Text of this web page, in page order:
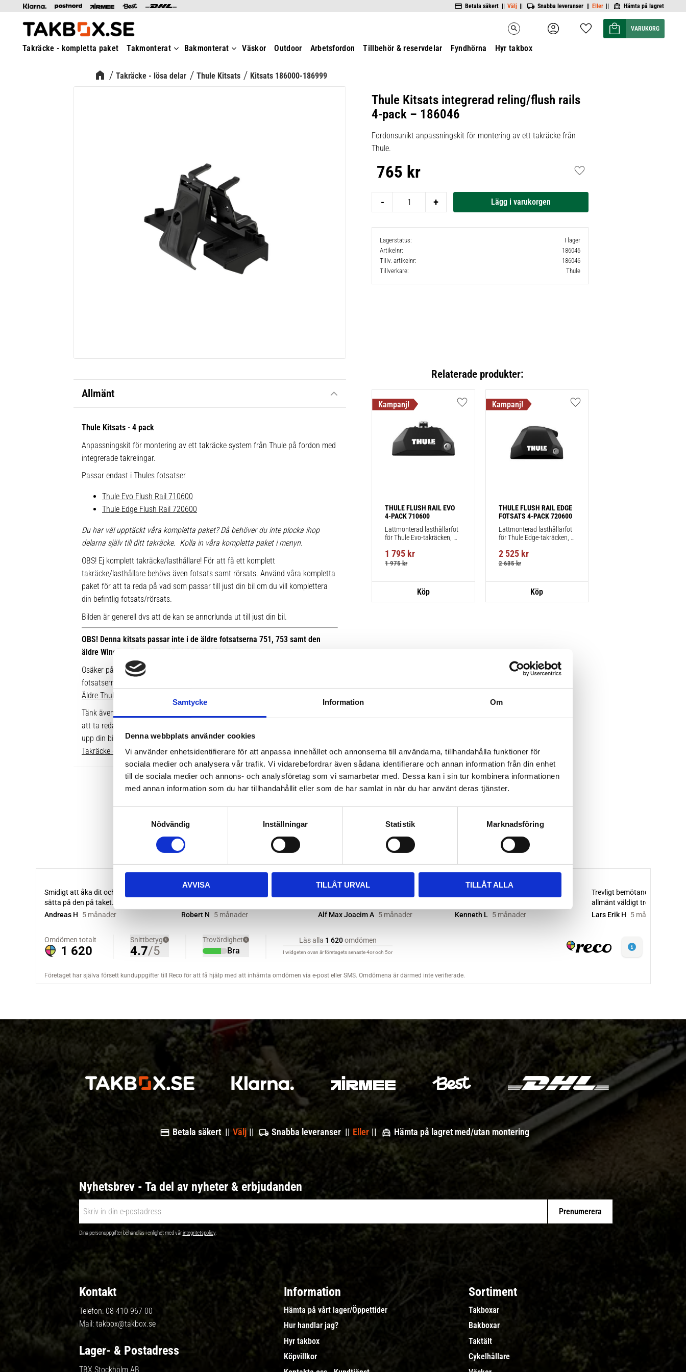
Samtycke Information Om
Denna webbplats använder cookies
Vi använder enhetsidentifierare för att anpassa innehållet och annonserna till användarna, tillhandahålla funktioner för
sociala medier och analysera vår trafik. Vi vidarebefordrar även sådana identifierare och annan information från din enhet
till de sociala medier och annons- och analysföretag som vi samarbetar med. Dessa kan i sin tur kombinera informationen
med annan information som du har tillhandahållit eller som de har samlat in när du har använt deras tjänster.
s
Nödvändig Inställningar Statistik Marknadsföring
AVVISA TILLÅT URVAL TILLÅT ALLA
Betala säkert || Välj || Snabba leveranser || Eller || Hämta på lagret
search Favoriter
Kundvagn
Takräcke - kompletta paket Takmonterat Bakmonterat Väskor Outdoor Arbetsfordon Tillbehör & reservdelar Fyndhörna Hyr takbox
Takräcke - lösa delar Thule Kitsats Kitsats 186000-186999
Thule Kitsats integrerad reling/flush rails
4-pack – 186046
Fordonsunikt anpassningskit för montering av ett takräcke från
Thule.
765 kr
+
-
Lägg till i favoriter
Lagerstatus
I lager
Artikelnr
186046
Tillv. artikelnr
186046
Tillverkare
Thule
Allmänt
Thule Kitsats - 4 pack
Anpassningskit för montering av ett takräcke system från Thule på fordon med
integrerade takrelingar.
Passar endast i Thules fotsatser
Thule Evo Flush Rail 710600
Thule Edge Flush Rail 720600
Du har väl upptäckt våra kompletta paket? Då behöver du inte plocka ihop
delarna själv till ditt takräcke. Kolla in våra kompletta paket i menyn.
OBS! Ej komplett takräcke/lasthållare! För att få ett komplett
takräcke/lasthållare behövs även fotsats samt rörsats. Använd våra kompletta
paket för att ta reda på vad som passar till just din bil om du vill komplettera
din befintlig fotsats/rörsats.
Bilden är generell dvs att de kan se annorlunda ut till just din bil.
OBS! Denna kitsats passar inte i de äldre fotsatserna 751, 753 samt den
äldre WingBar Edge 9591-9596/9591B-9596B.
Osäker på vilken fot du har sedan tidigare? Här kan du se bilder på de äldre
fotsatserna:
Äldre Thule fotsatser som inte går att komplettera med nya kitsatser >>
Tänk även på att dina rör över taket behöver vara i rätt längd. Enklaste sättet
att ta reda på vilken längd du ska ha är att gå till våra kompletta paket, leta
upp din bil. Där ser du enkelt vilken längd som passar.
Takräcke - kompletta paket >>
Relaterade produkter:
THULE FLUSH RAIL EVO
4-PACK 710600
Lättmonterad lasthållarfot
för Thule Evo-takräcken,
reling.
1 795 kr
1 975kr
Lägg till i favoriter
THULE FLUSH RAIL EDGE
FOTSATS 4-PACK 720600
Lättmonterad lasthållarfot
för Thule Edge-takräcken,
reling.
2 525kr
2 635kr
Lägg till i favoriter
Betala säkert || Välj Snabba leveranser || Eller Hämta på lagret med/utan montering
Nyhetsbrev - Ta del av nyheter & erbjudanden
Prenumerera
Dina personuppgifter behandlas i enlighet med vårintegritetspolicy.
Kontakt
Telefon: 08-410 967 00
Mail: takbox@takbox.se
Lager- & Postadress
TBX Stockholm AB
Information
Hämta på vårt lager/Öppettider
Hur handlar jag?
Hyr takbox
Köpvillkor
Sortiment
Takboxar
Bakboxar
Taktält
Cykelhållare